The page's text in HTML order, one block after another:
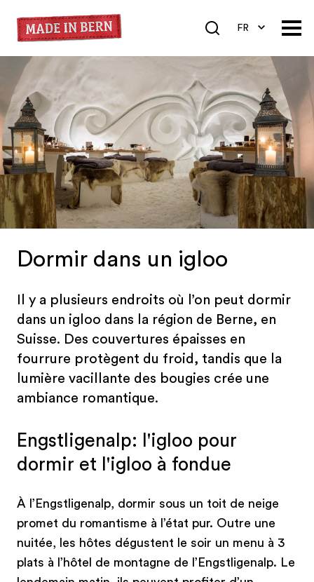
FR
Dormir dans un igloo
Il y a plusieurs endroits où l’on peut dormir
dans un igloo dans la région de Berne, en
Suisse. Des couvertures épaisses en
fourrure protègent du froid, tandis que la
lumière vacillante des bougies crée une
ambiance romantique.
Engstligenalp: l'igloo pour
dormir et l'igloo à fondue
À l’Engstligenalp, dormir sous un toit de neige
promet du romantisme à l’état pur. Outre une
nuitée, les hôtes dégustent le soir un menu à 3
plats à l’hôtel de montagne de l’Engstligenalp. Le